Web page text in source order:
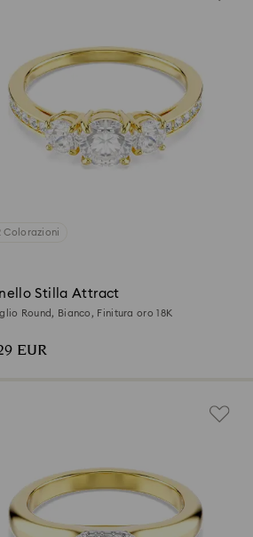
Colorazioni
Stilla Attract
Round, Bianco, Finitura oro 18K
EUR